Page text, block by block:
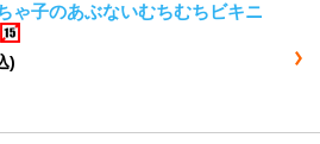
ゃ子のあぶないむちむちビキニ
)